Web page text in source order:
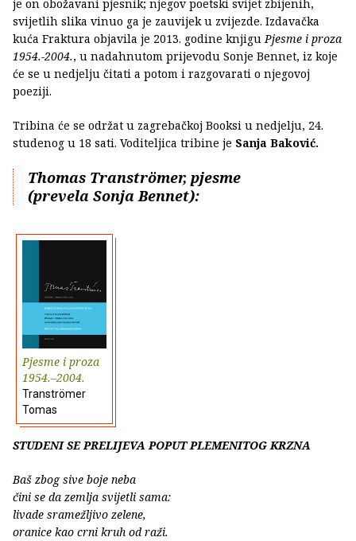
je on obožavani pjesnik; njegov poetski svijet zbijenih,
svijetlih slika vinuo ga je zauvijek u zvijezde. Izdavačka
kuća Fraktura objavila je 2013. godine knjiguPjesme i proza
1954.-2004., u nadahnutom prijevodu Sonje Bennet, iz koje
će se u nedjelju čitati a potom i razgovarati o njegovoj
poeziji.
Tribina će se održat u zagrebačkoj Booksi u nedjelju, 24.
studenog u 18 sati. Voditeljica tribine je Sanja Baković.
Thomas Tranströmer, pjesme
(prevela Sonja Bennet):
Pjesme i proza
1954.–2004.
Tranströmer
Tomas
STUDENI SE PRELIJEVA POPUT PLEMENITOG KRZNA
Baš zbog sive boje neba
čini se da zemlja svijetli sama:
livade sramežljivo zelene,
oranice kao crni kruh od raži.